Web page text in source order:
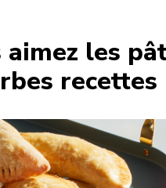
aimez les
recettes